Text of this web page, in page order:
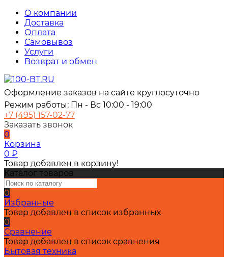
О компании
Доставка
Оплата
Самовывоз
Услуги
Возврат и обмен
Оформление заказов на сайте круглосуточно
Режим работы: Пн - Вс 10:00 - 19:00
+7 (495) 157-02-77
Заказать звонок
0
Корзина
0 ₽
Товар добавлен в корзину!
Каталог товаров
0
Избранные
Товар добавлен в список избранных
0
Сравнение
Товар добавлен в список сравнения
Бытовая техника